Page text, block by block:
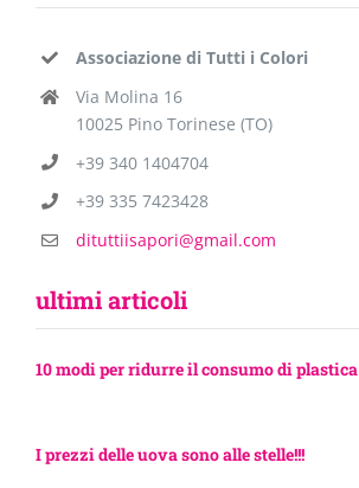
Associazione di Tutti i Colori
Via Molina 16
10025 Pino Torinese (TO)
+39 340 1404704
+39 335 7423428
dituttiisapori@gmail.com
ultimi articoli
10 modi per ridurre il consumo di plastica
I prezzi delle uova sono alle stelle!!!